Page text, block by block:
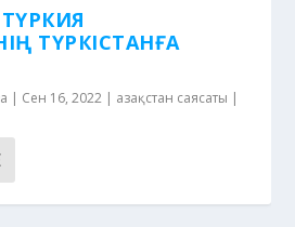
ТҮРКІСТАНҒА
| Сен 16, 2022 | Қазақстан саясаты |